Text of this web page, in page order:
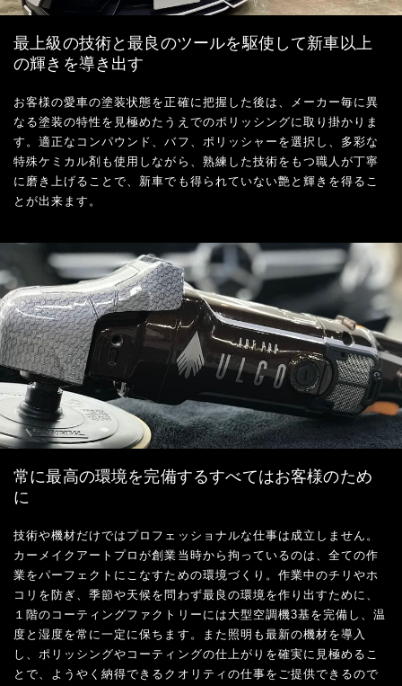
最上級の技術と最良のツールを駆使して新車以上
の輝きを導き出す
お客様の愛車の塗装状態を正確に把握した後は、メーカー毎に異
なる塗装の特性を見極めたうえでのポリッシングに取り掛かりま
す。適正なコンパウンド、バフ、ポリッシャーを選択し、多彩な
特殊ケミカル剤も使用しながら、熟練した技術をもつ職人が丁寧
に磨き上げることで、新車でも得られていない艶と輝きを得るこ
とが出来ます。
常に最高の環境を完備するすべてはお客様のため
に
技術や機材だけではプロフェッショナルな仕事は成立しません。
カーメイクアートプロが創業当時から拘っているのは、全ての作
業をパーフェクトにこなすための環境づくり。作業中のチリやホ
コリを防ぎ、季節や天候を問わず最良の環境を作り出すために、
１階のコーティングファクトリーには大型空調機3基を完備し、温
度と湿度を常に一定に保ちます。また照明も最新の機材を導入
し、ポリッシングやコーティングの仕上がりを確実に見極めるこ
とで、ようやく納得できるクオリティの仕事をご提供できるので